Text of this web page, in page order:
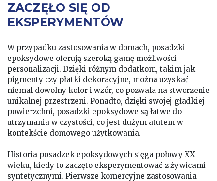
ZACZĘŁO SIĘ OD
EKSPERYMENTÓW
W przypadku zastosowania w domach, posadzki
epoksydowe oferują szeroką gamę możliwości
personalizacji. Dzięki różnym dodatkom, takim jak
pigmenty czy płatki dekoracyjne, można uzyskać
niemal dowolny kolor i wzór, co pozwala na stworzenie
unikalnej przestrzeni. Ponadto, dzięki swojej gładkiej
powierzchni, posadzki epoksydowe są łatwe do
utrzymania w czystości, co jest dużym atutem w
kontekście domowego użytkowania.
Historia posadzek epoksydowych sięga połowy XX
wieku, kiedy to zaczęto eksperymentować z żywicami
syntetycznymi. Pierwsze komercyjne zastosowania